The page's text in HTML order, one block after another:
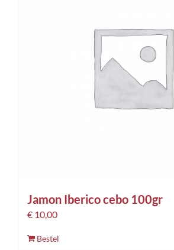
Jamon Iberico cebo 100gr
€ 10,00
Bestel